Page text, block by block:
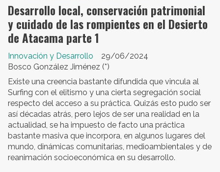
Desarrollo local, conservación patrimonial
y cuidado de las rompientes en el Desierto
de Atacama parte 1
Bosco González Jiménez (*)
Innovación y Desarrollo 29/06/2024
Existe una creencia bastante difundida que vincula al
Surfing con el elitismo y una cierta segregación social
respecto del acceso a su práctica. Quizás esto pudo ser
así décadas atrás, pero lejos de ser una realidad en la
actualidad, se ha impuesto de facto una práctica
bastante masiva que incorpora, en algunos lugares del
mundo, dinámicas comunitarias, medioambientales y de
reanimación socioeconómica en su desarrollo.